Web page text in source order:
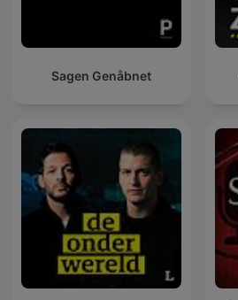
Sagen Genåbnet